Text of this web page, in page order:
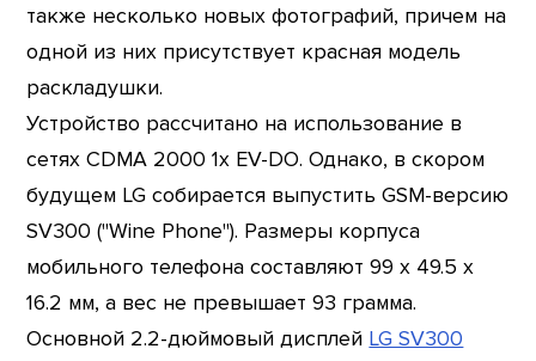
также несколько новых фотографий, причем на
одной из них присутствует красная модель
раскладушки.
Устройство рассчитано на использование в
сетях CDMA 2000 1x EV-DO. Однако, в скором
будущем LG собирается выпустить GSM-версию
SV300 ("Wine Phone"). Размеры корпуса
мобильного телефона составляют 99 x 49.5 x
16.2 мм, а вес не превышает 93 грамма.
Основной 2.2-дюймовый дисплей LG SV300